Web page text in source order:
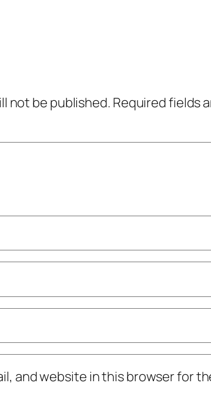
not be published. Required fields
and website in this browser for